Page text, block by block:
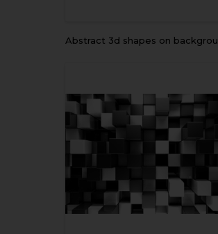
Abstract 3d shapes on background. 3d image. 3d rendering.